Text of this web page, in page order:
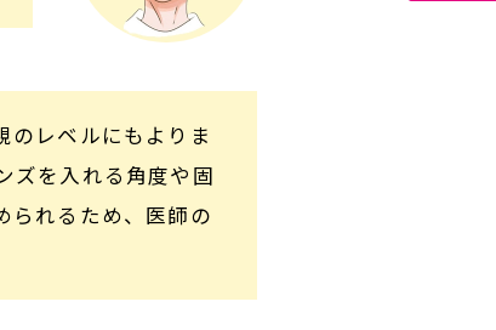
のレベルにもよりま
ズを入れる角度や固
られるため、医師の